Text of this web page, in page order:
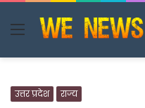
Menu
उत्तर प्रदेश राज्य